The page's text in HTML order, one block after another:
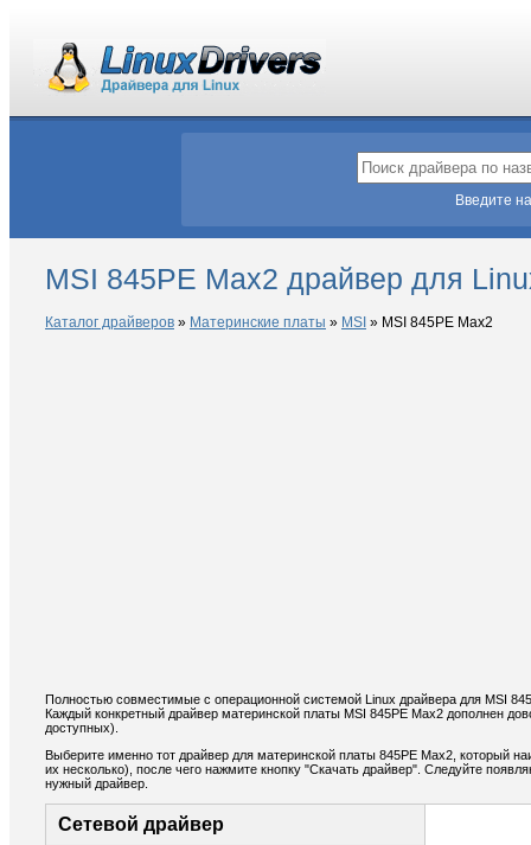
Введите
MSI 845PE Max2 драйвер для
Каталог драйверов » Материнские платы » MSI » MSI 845PE Max2
Полностью совместимые с операционной системой Linux драйвера для MSI
Каждый конкретный драйвер материнской платы MSI 845PE Max2 дополнен
доступных).
Выберите именно тот драйвер для материнской платы 845PE Max2, который
их несколько), после чего нажмите кнопку "Скачать драйвер". Следуйте
нужный драйвер.
Сетевой драйвер